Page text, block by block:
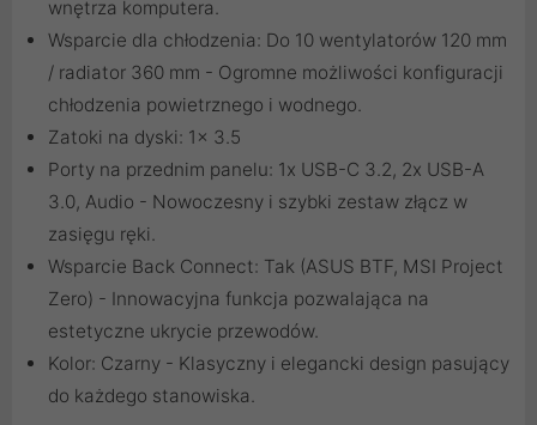
wnętrza komputera.
Wsparcie dla chłodzenia: Do 10 wentylatorów 120 mm
/ radiator 360 mm - Ogromne możliwości konfiguracji
chłodzenia powietrznego i wodnego.
Zatoki na dyski: 1x 3.5
Porty na przednim panelu: 1x USB-C 3.2, 2x USB-A
3.0, Audio - Nowoczesny i szybki zestaw złącz w
zasięgu ręki.
Wsparcie Back Connect: Tak (ASUS BTF, MSI Project
Zero) - Innowacyjna funkcja pozwalająca na
estetyczne ukrycie przewodów.
Kolor: Czarny - Klasyczny i elegancki design pasujący
do każdego stanowiska.